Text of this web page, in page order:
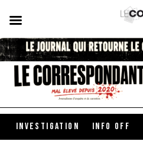
INVESTIGATION INFO OFF